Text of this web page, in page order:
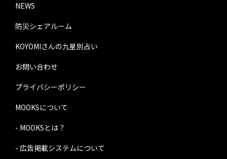
NEWS
防災シェアルーム
KOYOMIさんの九星別占い
お問い合わせ
プライバシーポリシー
MOOKSについて
- MOOKSとは？
- 広告掲載システムについて